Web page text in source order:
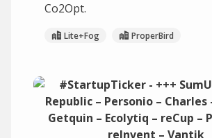
Co2Opt.
Lite+Fog ProperBird